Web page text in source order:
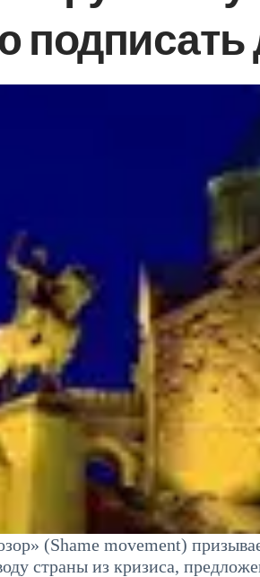
подписать
(Shame movement)
страны из кризиса,